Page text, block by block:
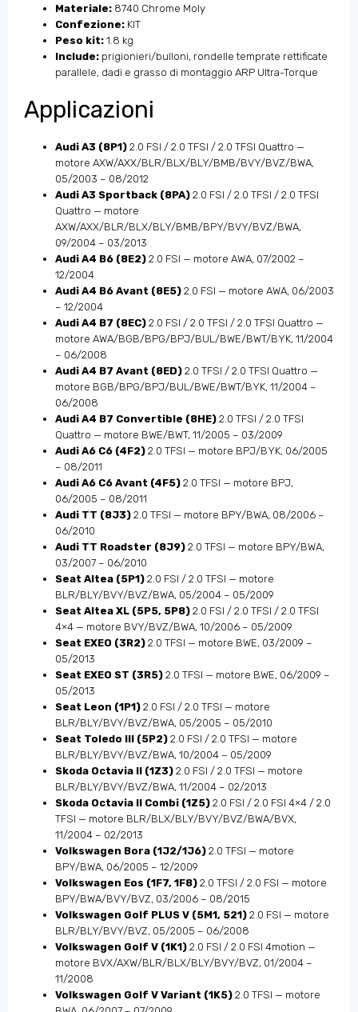
Materiale: 8740 Chrome Moly
Confezione: KIT
Peso kit: 1.8 kg
Include: prigionieri/bulloni, rondelle temprate rettificate
parallele, dadi e grasso di montaggio ARP Ultra-Torque
Applicazioni
Audi A3 (8P1) 2.0 FSI / 2.0 TFSI / 2.0 TFSI Quattro —
motore AXW/AXX/BLR/BLX/BLY/BMB/BVY/BVZ/BWA,
05/2003 – 08/2012
Audi A3 Sportback (8PA) 2.0 FSI / 2.0 TFSI / 2.0 TFSI
Quattro — motore
AXW/AXX/BLR/BLX/BLY/BMB/BPY/BVY/BVZ/BWA,
09/2004 – 03/2013
Audi A4 B6 (8E2) 2.0 FSI — motore AWA, 07/2002 –
12/2004
Audi A4 B6 Avant (8E5) 2.0 FSI — motore AWA, 06/2003
– 12/2004
Audi A4 B7 (8EC) 2.0 FSI / 2.0 TFSI / 2.0 TFSI Quattro —
motore AWA/BGB/BPG/BPJ/BUL/BWE/BWT/BYK, 11/2004
– 06/2008
Audi A4 B7 Avant (8ED) 2.0 TFSI / 2.0 TFSI Quattro —
motore BGB/BPG/BPJ/BUL/BWE/BWT/BYK, 11/2004 –
06/2008
Audi A4 B7 Convertible (8HE) 2.0 TFSI / 2.0 TFSI
Quattro — motore BWE/BWT, 11/2005 – 03/2009
Audi A6 C6 (4F2) 2.0 TFSI — motore BPJ/BYK, 06/2005
– 08/2011
Audi A6 C6 Avant (4F5) 2.0 TFSI — motore BPJ,
06/2005 – 08/2011
Audi TT (8J3) 2.0 TFSI — motore BPY/BWA, 08/2006 –
06/2010
Audi TT Roadster (8J9) 2.0 TFSI — motore BPY/BWA,
03/2007 – 06/2010
Seat Altea (5P1) 2.0 FSI / 2.0 TFSI — motore
BLR/BLY/BVY/BVZ/BWA, 05/2004 – 05/2009
Seat Altea XL (5P5, 5P8) 2.0 FSI / 2.0 TFSI / 2.0 TFSI
4×4 — motore BVY/BVZ/BWA, 10/2006 – 05/2009
Seat EXEO (3R2) 2.0 TFSI — motore BWE, 03/2009 –
05/2013
Seat EXEO ST (3R5) 2.0 TFSI — motore BWE, 06/2009 –
05/2013
Seat Leon (1P1) 2.0 FSI / 2.0 TFSI — motore
BLR/BLY/BVY/BVZ/BWA, 05/2005 – 05/2010
Seat Toledo III (5P2) 2.0 FSI / 2.0 TFSI — motore
BLR/BLY/BVY/BVZ/BWA, 10/2004 – 05/2009
Skoda Octavia II (1Z3) 2.0 FSI / 2.0 TFSI — motore
BLR/BLY/BVY/BVZ/BWA, 11/2004 – 02/2013
Skoda Octavia II Combi (1Z5) 2.0 FSI / 2.0 FSI 4×4 / 2.0
TFSI — motore BLR/BLX/BLY/BVY/BVZ/BWA/BVX,
11/2004 – 02/2013
Volkswagen Bora (1J2/1J6) 2.0 TFSI — motore
BPY/BWA, 06/2005 – 12/2009
Volkswagen Eos (1F7, 1F8) 2.0 TFSI / 2.0 FSI — motore
BPY/BWA/BVY/BVZ, 03/2006 – 08/2015
Volkswagen Golf PLUS V (5M1, 521) 2.0 FSI — motore
BLR/BLY/BVY/BVZ, 05/2005 – 06/2008
Volkswagen Golf V (1K1) 2.0 FSI / 2.0 FSI 4motion —
motore BVX/AXW/BLR/BLX/BLY/BVY/BVZ, 01/2004 –
11/2008
Volkswagen Golf V Variant (1K5) 2.0 TFSI — motore